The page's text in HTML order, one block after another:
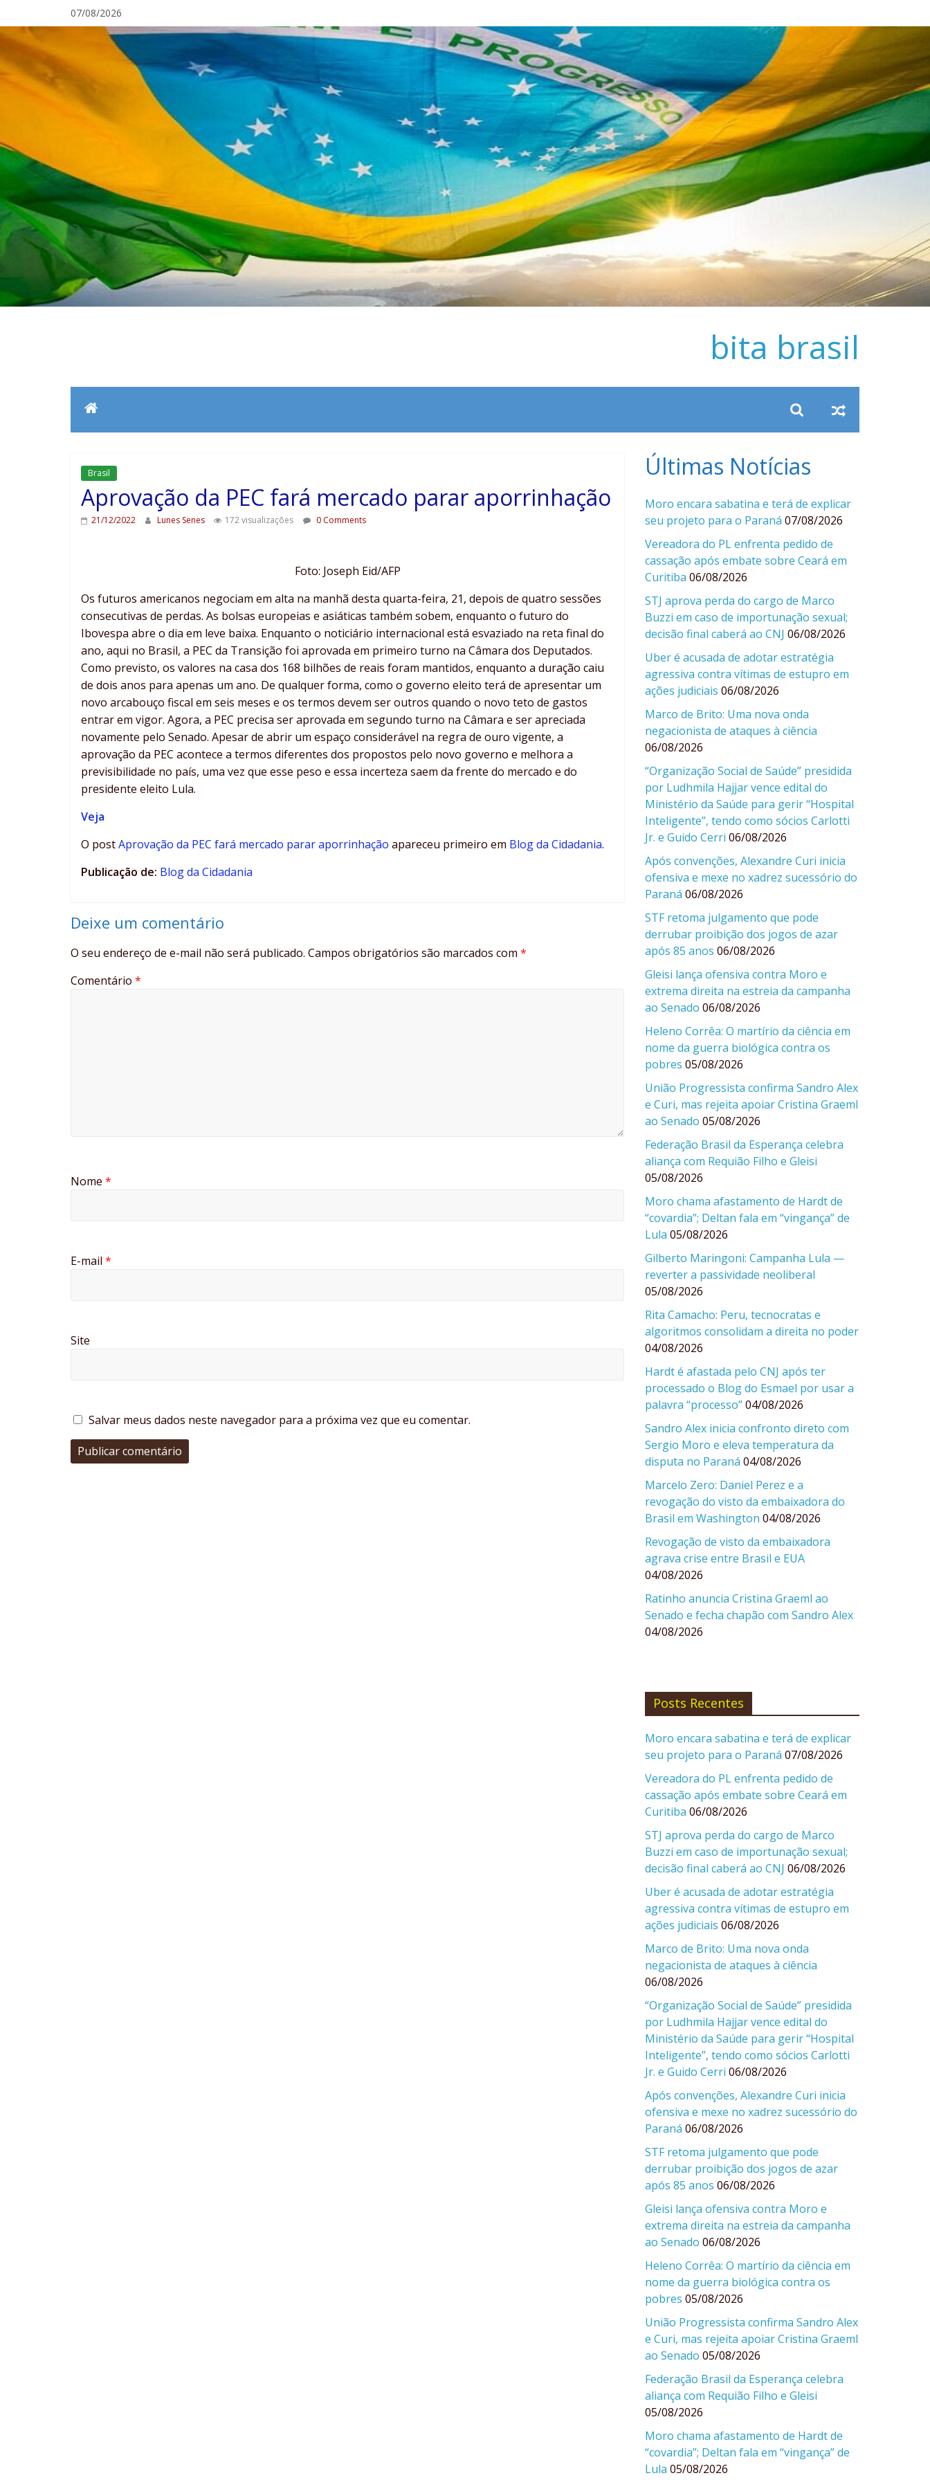
para
conteúdo
07/08/2026
bita brasil
Brasil
Aprovação da PEC fará mercado parar aporrinhação
21/12/2022 Lunes Senes 172 visualizações 0 Comments
Foto: Joseph Eid/AFP
Os futuros americanos negociam em alta na manhã desta quarta-feira, 21, depois de quatro sessões
consecutivas de perdas. As bolsas europeias e asiáticas também sobem, enquanto o futuro do
Ibovespa abre o dia em leve baixa. Enquanto o noticiário internacional está esvaziado na reta final do
ano, aqui no Brasil, a PEC da Transição foi aprovada em primeiro turno na Câmara dos Deputados.
Como previsto, os valores na casa dos 168 bilhões de reais foram mantidos, enquanto a duração caiu
de dois anos para apenas um ano. De qualquer forma, como o governo eleito terá de apresentar um
novo arcabouço fiscal em seis meses e os termos devem ser outros quando o novo teto de gastos
entrar em vigor. Agora, a PEC precisa ser aprovada em segundo turno na Câmara e ser apreciada
novamente pelo Senado. Apesar de abrir um espaço considerável na regra de ouro vigente, a
aprovação da PEC acontece a termos diferentes dos propostos pelo novo governo e melhora a
previsibilidade no país, uma vez que esse peso e essa incerteza saem da frente do mercado e do
presidente eleito Lula.
Veja
O postAprovação da PEC fará mercado parar aporrinhação apareceu primeiro em Blog da Cidadania.
Publicação de: Blog da Cidadania
Deixe um comentário
O seu endereço de e-mail não será publicado. Campos obrigatórios são marcados com *
Comentário *
Nome *
E-mail *
Site
Salvar meus dados neste navegador para a próxima vez que eu comentar.
Últimas Notícias
Moro encara sabatina e terá de explicar
seu projeto para o Paraná 07/08/2026
Vereadora do PL enfrenta pedido de
cassação após embate sobre Ceará em
Curitiba 06/08/2026
STJ aprova perda do cargo de Marco
Buzzi em caso de importunação sexual;
decisão final caberá ao CNJ 06/08/2026
Uber é acusada de adotar estratégia
agressiva contra vítimas de estupro em
ações judiciais 06/08/2026
Marco de Brito: Uma nova onda
negacionista de ataques à ciência
06/08/2026
“Organização Social de Saúde” presidida
por Ludhmila Hajjar vence edital do
Ministério da Saúde para gerir “Hospital
Inteligente”, tendo como sócios Carlotti
Jr. e Guido Cerri 06/08/2026
Após convenções, Alexandre Curi inicia
ofensiva e mexe no xadrez sucessório do
Paraná 06/08/2026
STF retoma julgamento que pode
derrubar proibição dos jogos de azar
após 85 anos 06/08/2026
Gleisi lança ofensiva contra Moro e
extrema direita na estreia da campanha
ao Senado 06/08/2026
Heleno Corrêa: O martírio da ciência em
nome da guerra biológica contra os
pobres 05/08/2026
União Progressista confirma Sandro Alex
e Curi, mas rejeita apoiar Cristina Graeml
ao Senado 05/08/2026
Federação Brasil da Esperança celebra
aliança com Requião Filho e Gleisi
05/08/2026
Moro chama afastamento de Hardt de
“covardia”; Deltan fala em “vingança” de
Lula 05/08/2026
Gilberto Maringoni: Campanha Lula —
reverter a passividade neoliberal
05/08/2026
Rita Camacho: Peru, tecnocratas e
algoritmos consolidam a direita no poder
04/08/2026
Hardt é afastada pelo CNJ após ter
processado o Blog do Esmael por usar a
palavra “processo”04/08/2026
Sandro Alex inicia confronto direto com
Sergio Moro e eleva temperatura da
disputa no Paraná 04/08/2026
Marcelo Zero: Daniel Perez e a
revogação do visto da embaixadora do
Brasil em Washington 04/08/2026
Revogação de visto da embaixadora
agrava crise entre Brasil e EUA
04/08/2026
Ratinho anuncia Cristina Graeml ao
Senado e fecha chapão com Sandro Alex
04/08/2026
Posts Recentes
Moro encara sabatina e terá de explicar
seu projeto para o Paraná 07/08/2026
Vereadora do PL enfrenta pedido de
cassação após embate sobre Ceará em
Curitiba 06/08/2026
STJ aprova perda do cargo de Marco
Buzzi em caso de importunação sexual;
decisão final caberá ao CNJ 06/08/2026
Uber é acusada de adotar estratégia
agressiva contra vítimas de estupro em
ações judiciais 06/08/2026
Marco de Brito: Uma nova onda
negacionista de ataques à ciência
06/08/2026
“Organização Social de Saúde” presidida
por Ludhmila Hajjar vence edital do
Ministério da Saúde para gerir “Hospital
Inteligente”, tendo como sócios Carlotti
Jr. e Guido Cerri 06/08/2026
Após convenções, Alexandre Curi inicia
ofensiva e mexe no xadrez sucessório do
Paraná 06/08/2026
STF retoma julgamento que pode
derrubar proibição dos jogos de azar
após 85 anos 06/08/2026
Gleisi lança ofensiva contra Moro e
extrema direita na estreia da campanha
ao Senado 06/08/2026
Heleno Corrêa: O martírio da ciência em
nome da guerra biológica contra os
pobres 05/08/2026
União Progressista confirma Sandro Alex
e Curi, mas rejeita apoiar Cristina Graeml
ao Senado 05/08/2026
Federação Brasil da Esperança celebra
aliança com Requião Filho e Gleisi
05/08/2026
Moro chama afastamento de Hardt de
“covardia”; Deltan fala em “vingança” de
Lula 05/08/2026